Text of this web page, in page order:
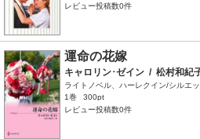
レビュー投稿数0件
運命の花嫁
キャロリン･ゼイン / 松村和紀
ライトノベル、ハーレクイン/シルエ
1巻
300pt
レビュー投稿数0件